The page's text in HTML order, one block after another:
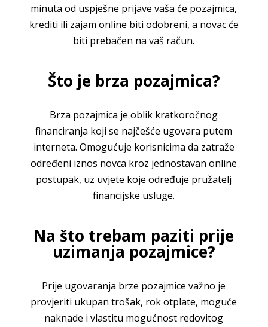
minuta od uspješne prijave vaša će pozajmica,
krediti ili zajam online biti odobreni, a novac će
biti prebačen na vaš račun.
Što je brza pozajmica?
Brza pozajmica je oblik kratkoročnog
financiranja koji se najčešće ugovara putem
interneta. Omogućuje korisnicima da zatraže
određeni iznos novca kroz jednostavan online
postupak, uz uvjete koje određuje pružatelj
financijske usluge.
Na što trebam paziti prije
uzimanja pozajmice?
Prije ugovaranja brze pozajmice važno je
provjeriti ukupan trošak, rok otplate, moguće
naknade i vlastitu mogućnost redovitog